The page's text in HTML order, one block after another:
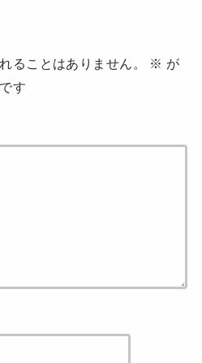
ることはありません。 ※ が
す